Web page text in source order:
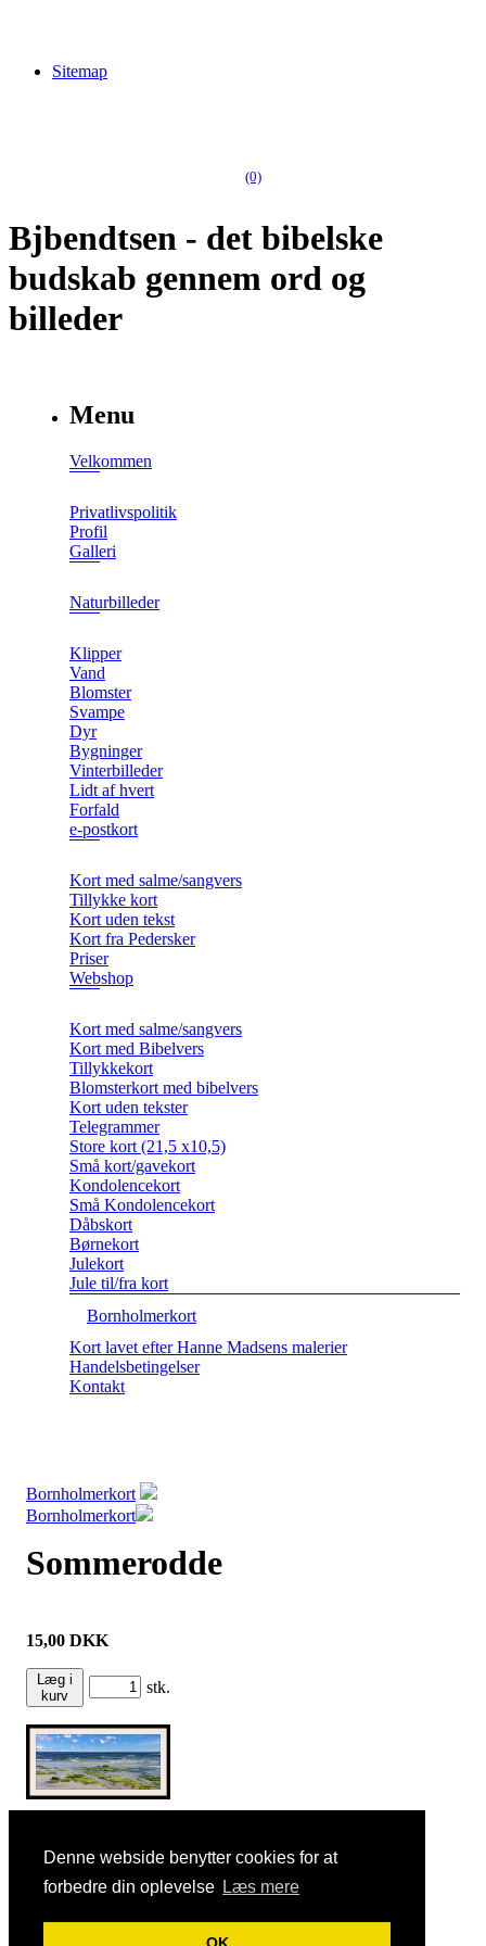
Denne webside benytter cookies for at
forbedre din oplevelse Læs mere
Sitemap
(0)
Bjbendtsen - det bibelske
budskab gennem ord og
billeder
Menu
Velkommen
Privatlivspolitik
Profil
Galleri
Naturbilleder
Klipper
Vand
Blomster
Svampe
Dyr
Bygninger
Vinterbilleder
Lidt af hvert
Forfald
e-postkort
Kort med salme/sangvers
Tillykke kort
Kort uden tekst
Kort fra Pedersker
Priser
Webshop
Kort med salme/sangvers
Kort med Bibelvers
Tillykkekort
Blomsterkort med bibelvers
Kort uden tekster
Telegrammer
Store kort (21,5 x10,5)
Små kort/gavekort
Kondolencekort
Små Kondolencekort
Dåbskort
Børnekort
Julekort
Jule til/fra kort
Bornholmerkort
Kort lavet efter Hanne Madsens malerier
Handelsbetingelser
Kontakt
Bornholmerkort
Bornholmerkort
Sommerodde
15,00 DKK
Læg i
kurv
stk.
Hits: 419082